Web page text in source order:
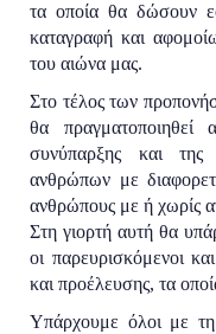
τα οποία θα δώσουν
καταγραφή και
του αιώνα μας.
Στο τέλος των
θα πραγματοποιηθεί
συνύπαρξης και της
ανθρώπων με
ανθρώπους με ή χωρίς
Στη γιορτή αυτή θα
οι παρευρισκόμενοι
και προέλευσης, τα
Υπάρχουμε όλοι με τη